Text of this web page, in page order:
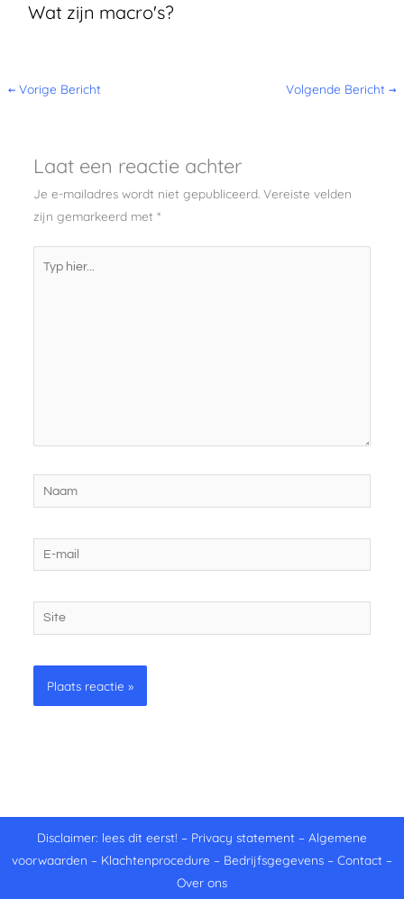
Wat zijn macro's?
← Vorige Bericht Volgende Bericht →
Laat een reactie achter
Je e-mailadres wordt niet gepubliceerd. Vereiste velden
zijn gemarkeerd met *
Naam
mail
Site
Disclaimer: lees dit eerst! – Privacy statement – Algemene
voorwaarden – Klachtenprocedure – Bedrijfsgegevens – Contact –
Over ons